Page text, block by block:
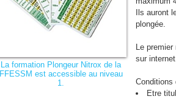
La formation Plongeur Nitrox de la
FFESSM est accessible au niveau
1.
Ils auront
plongée.
Le
sur
Conditions
Etre